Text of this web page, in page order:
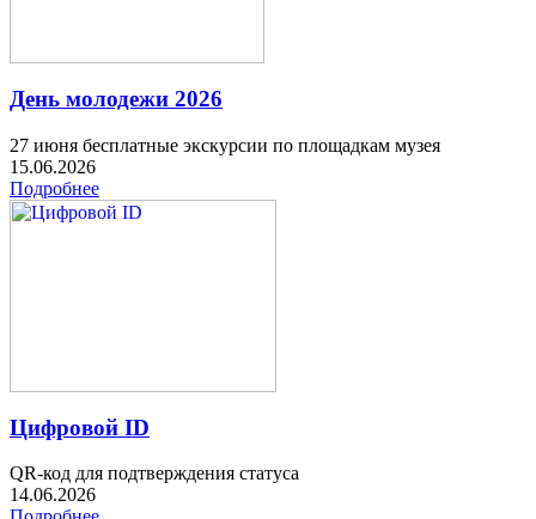
День молодежи 2026
27 июня бесплатные экскурсии по площадкам музея
15.06.2026
Подробнее
Цифровой ID
QR-код для подтверждения статуса
14.06.2026